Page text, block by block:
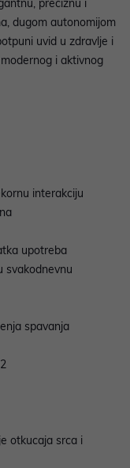
preciznu i
dugom autonomijom
uvid u zdravlje i
i aktivnog
interakciju
upotreba
svakodnevnu
spavanja
otkucaja srca i